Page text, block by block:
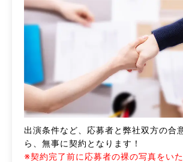
出演条件など、応募者と弊社双方の合
ら、無事に契約となります！
※契約完了前に応募者の裸の写真をい